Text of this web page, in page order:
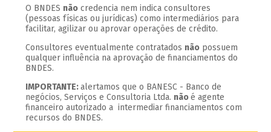
O BNDES não credencia nem indica consultores
(pessoas físicas ou jurídicas) como intermediários para
facilitar, agilizar ou aprovar operações de crédito.
Consultores eventualmente contratados não possuem
qualquer influência na aprovação de financiamentos do
BNDES.
IMPORTANTE:alertamos que o BANESC - Banco de
negócios, Serviços e Consultoria Ltda. nãoé agente
financeiro autorizado a intermediar financiamentos com
recursos do BNDES.